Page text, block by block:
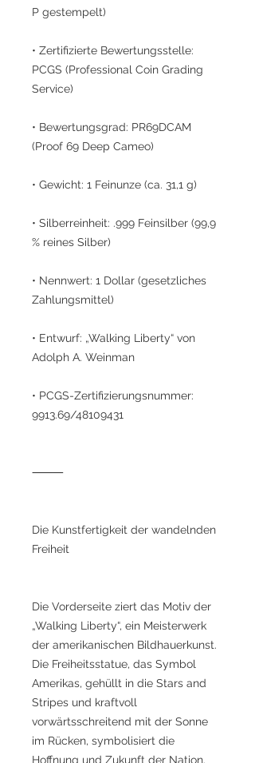
P gestempelt)
• Zertifizierte Bewertungsstelle:
PCGS (Professional Coin Grading
Service)
• Bewertungsgrad: PR69DCAM
(Proof 69 Deep Cameo)
• Gewicht: 1 Feinunze (ca. 31,1 g)
• Silberreinheit: .999 Feinsilber (99,9
% reines Silber)
• Nennwert: 1 Dollar (gesetzliches
Zahlungsmittel)
• Entwurf: „Walking Liberty“ von
Adolph A. Weinman
• PCGS-Zertifizierungsnummer:
9913.69/48109431
⸻
Die Kunstfertigkeit der wandelnden
Freiheit
Die Vorderseite ziert das Motiv der
„Walking Liberty“, ein Meisterwerk
der amerikanischen Bildhauerkunst.
Die Freiheitsstatue, das Symbol
Amerikas, gehüllt in die Stars and
Stripes und kraftvoll
vorwärtsschreitend mit der Sonne
im Rücken, symbolisiert die
Hoffnung und Zukunft der Nation.